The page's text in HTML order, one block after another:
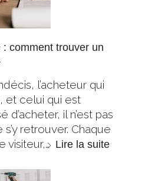
comment trouver un
l’acheteur qui
et celui qui est
il n’est pas
retrouver. Chaque
visiteur,… Lire la suite